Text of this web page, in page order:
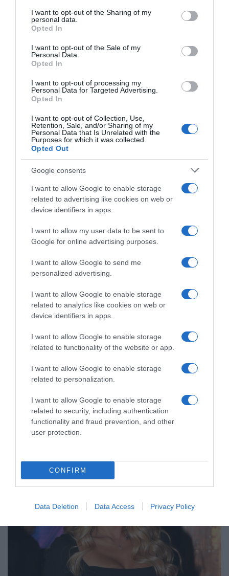
not limited to your visit or usage behaviour. You may click to
grant or deny consent to Google and its third-party tags to
use your data for below specified purposes in below Google
consent section.
I want to opt-out of the Sharing of my
personal data.
Opted In
I want to opt-out of the Sale of my
Personal Data.
Opted In
I want to opt-out of processing my
Personal Data for Targeted Advertising.
Opted In
I want to opt-out of Collection, Use,
Retention, Sale, and/or Sharing of my
Personal Data that Is Unrelated with the
Purposes for which it was collected.
Opted Out
Google consents
I want to allow Google to enable storage
related to advertising like cookies on web or
device identifiers in apps.
I want to allow my user data to be sent to
Google for online advertising purposes.
I want to allow Google to send me
personalized advertising.
I want to allow Google to enable storage
related to analytics like cookies on web or
device identifiers in apps.
I want to allow Google to enable storage
related to functionality of the website or app.
I want to allow Google to enable storage
related to personalization.
I want to allow Google to enable storage
related to security, including authentication
functionality and fraud prevention, and other
user protection.
CONFIRM
Data Deletion Data Access Privacy Policy
LIFESTYLE
Αγγελική Ηλιάδη: Η αδελφή του Μπάμπη
Λαζαρίδη καταθέτει μήνυση και αγωγή
εναντίον της
Μετά τις δηλώσεις της ότι δέχθηκε σωματική
κακοποίηση από τον επιχειρηματία
19.03.2026 - 12:05
Μαλλιωτάκη για Ηλιάδη: «Δεν μπορώ να πω
δεν θα ανεχόμουν»
άνθρωπος» είπε επίσης
19.03.2026 - 10:28